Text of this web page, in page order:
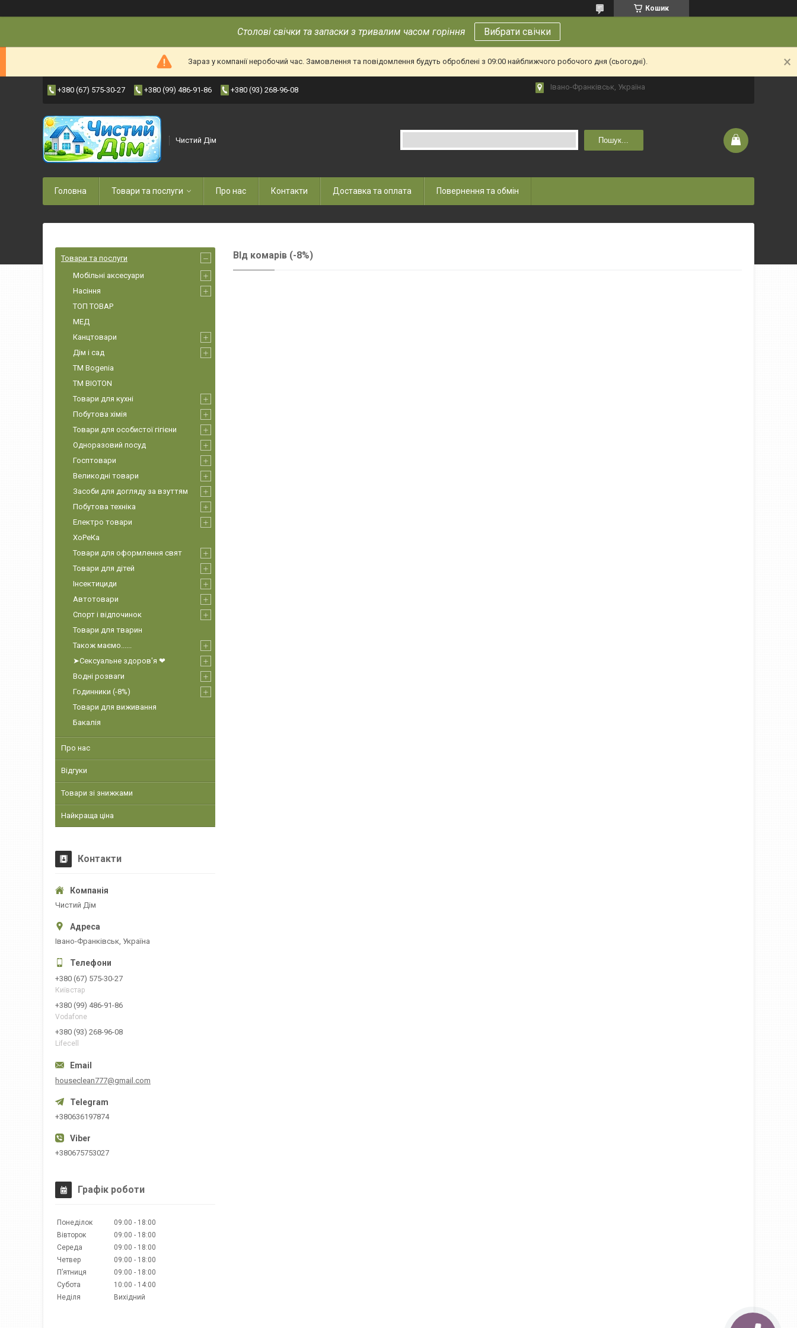
Кошик
Столові свічки та запаски з тривалим часом горіння Вибрати свічки
Зараз у компанії неробочий час. Замовлення та повідомлення будуть оброблені з 09:00 найближчого робочого дня (сьогодні).
+380 (67) 575-30-27 +380 (99) 486-91-86 +380 (93) 268-96-08 Івано-Франківськ, Україна
Чистий Дім Пошук...
Головна Товари та послуги Про нас Контакти Доставка та оплата Повернення та обмін
ВІд комарів (-8%)
Товари та послуги
Мобільні аксесуари
Насіння
ТОП ТОВАР
МЕД
Канцтовари
Дім і сад
ТМ Bogenia
ТМ BIOTON
Товари для кухні
Побутова хімія
Товари для особистої гігієни
Одноразовий посуд
Госптовари
Великодні товари
Засоби для догляду за взуттям
Побутова техніка
Електро товари
ХоРеКа
Товари для оформлення свят
Товари для дітей
Інсектициди
Автотовари
Спорт і відпочинок
Товари для тварин
Також маємо......
➤Сексуальне здоров'я ❤
Водні розваги
Годинники (-8%)
Товари для виживання
Бакалія
Про нас
Відгуки
Товари зі знижками
Найкраща ціна
Контакти
Чистий Дім
Івано-Франківськ, Україна
+380 (67) 575-30-27
Київстар
+380 (99) 486-91-86
Vodafone
+380 (93) 268-96-08
Lifecell
houseclean777@gmail.com
+380636197874
+380675753027
Графік роботи
Понеділок 09:00
18:00
Вівторок
09:00
18:00
Середа
09:00
18:00
Четвер
09:00
18:00
Пʼятниця
09:00
18:00
Субота
10:00
14:00
Неділя
Вихідний